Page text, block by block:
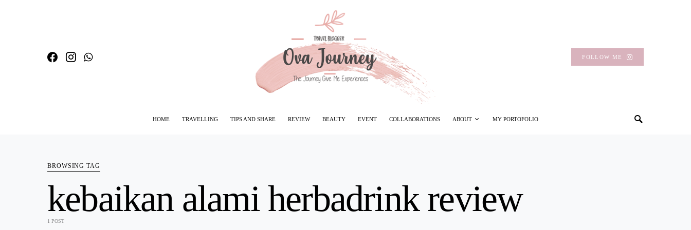
FOLLOW ME
HOME TRAVELLING TIPS AND SHARE REVIEW BEAUTY EVENT COLLABORATIONS ABOUT MY PORTOFOLIO
BROWSING TAG
kebaikan alami herbadrink review
1 POST